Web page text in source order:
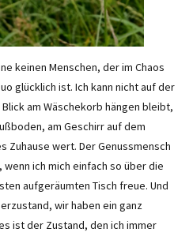
keinen Menschen, der im Chaos
glücklich ist. Ich kann nicht auf der
am Wäschekorb hängen bleibt,
am Geschirr auf dem
Zuhause wert. Der Genussmensch
ich mich einfach so über die
aufgeräumten Tisch freue. Und
wir haben ein ganz
ist der Zustand, den ich immer